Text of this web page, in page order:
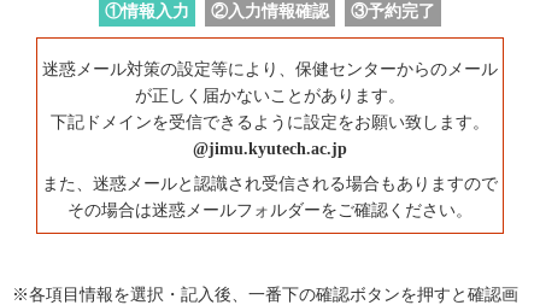
①情報入力 ②入力情報確認 ③予約完了
迷惑メール対策の設定等により、保健センターからのメール
が正しく届かないことがあります。
下記ドメインを受信できるように設定をお願い致します。
@jimu.kyutech.ac.jp
また、迷惑メールと認識され受信される場合もありますので
その場合は迷惑メールフォルダーをご確認ください。
※各項目情報を選択・記入後、一番下の確認ボタンを押すと確認画